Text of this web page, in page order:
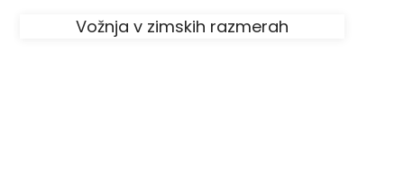
Vožnja v zimskih razmerah